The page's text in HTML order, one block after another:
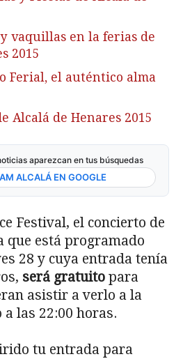
vaquillas en la ferias de
2015
Ferial, el auténtico alma
Alcalá de Henares 2015
aparezcan en tus búsquedas
ALCALÁ EN GOOGLE
Festival, el concierto de
que está programado
28 y cuya entrada tenía
será gratuito para
asistir a verlo a la
las 22:00 horas.
tu entrada para